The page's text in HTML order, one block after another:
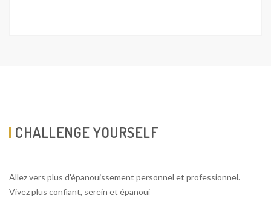
CHALLENGE YOURSELF
Allez vers plus d'épanouissement personnel et professionnel.
Vivez plus confiant, serein et épanoui